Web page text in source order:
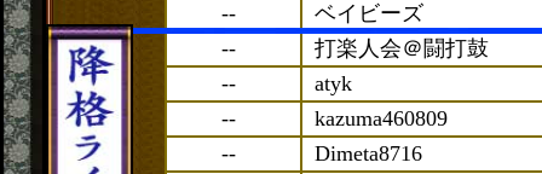
--
ベイビーズ
--
打楽人会＠闘打鼓
--
atyk
--
kazuma460809
--
Dimeta8716